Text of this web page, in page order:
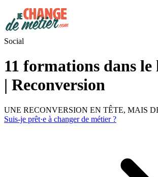
Social
11 formations dans le
| Reconversion
UNE RECONVERSION EN TÊTE, MAIS
Suis-je prêt·e à changer de métier ?